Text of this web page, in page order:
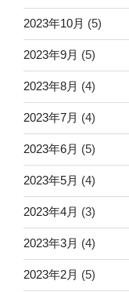
2023年10月 (5)
2023年9月 (5)
2023年8月 (4)
2023年7月 (4)
2023年6月 (5)
2023年5月 (4)
2023年4月 (3)
2023年3月 (4)
2023年2月 (5)